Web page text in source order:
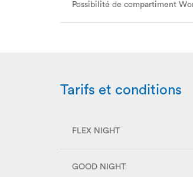
Possibilité de compartiment
Tarifs et conditions
FLEX NIGHT
GOOD NIGHT